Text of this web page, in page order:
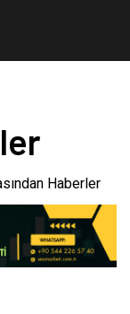
Haberler